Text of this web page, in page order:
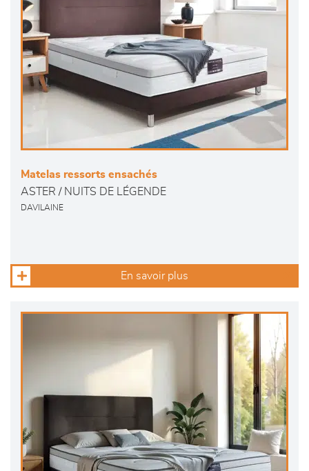
Matelas ressorts ensachés
ASTER / NUITS DE LÉGENDE
DAVILAINE
En savoir plus